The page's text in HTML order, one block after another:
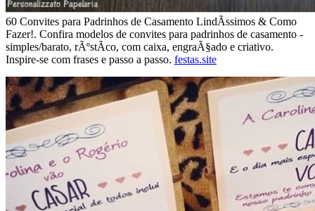
60 Convites para Padrinhos de Casamento LindÃ­ssimos & Como
Fazer!. Confira modelos de convites para padrinhos de casamento -
simples/barato, rÃºstÃ­co, com caixa, engraÃ§ado e criativo.
Inspire-se com frases e passo a passo. festas.site